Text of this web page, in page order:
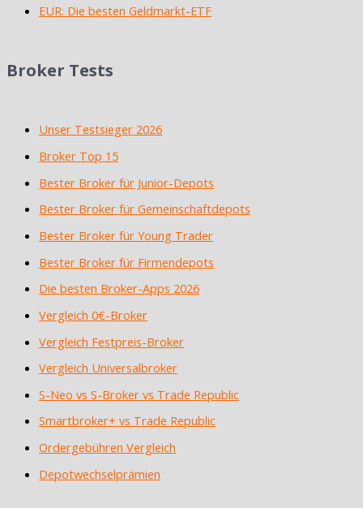
EUR: Die besten Geldmarkt-ETF
Broker Tests
Unser Testsieger 2026
Broker Top 15
Bester Broker für Junior-Depots
Bester Broker für Gemeinschaftdepots
Bester Broker für Young Trader
Bester Broker für Firmendepots
Die besten Broker-Apps 2026
Vergleich 0€-Broker
Vergleich Festpreis-Broker
Vergleich Universalbroker
S-Neo vs S-Broker vs Trade Republic
Smartbroker+ vs Trade Republic
Ordergebühren Vergleich
Depotwechselprämien